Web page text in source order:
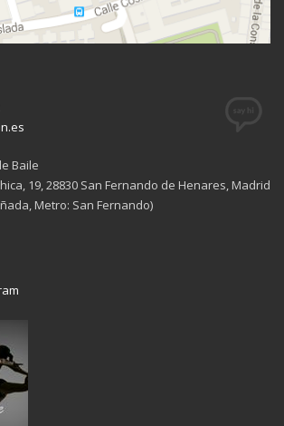
Baile
19, 28830 San Fernando de Henares, Madrid
Metro: San Fernando)